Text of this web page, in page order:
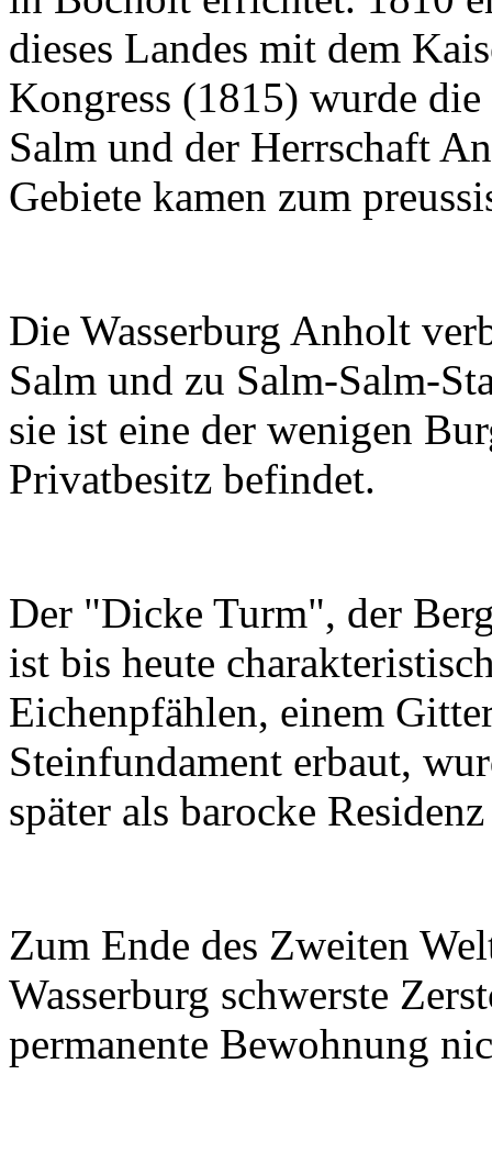
dieses Landes mit dem
Kongress (1815) wurde
Salm und der Herrschaft
Gebiete kamen zum
Die Wasserburg Anholt
Salm und zu Salm-Salm-
sie ist eine der wenigen
Privatbesitz befindet.
Der "Dicke Turm", der
ist bis heute
Eichenpfählen, einem
Steinfundament erbaut,
später als barocke
Zum Ende des Zweiten
Wasserburg schwerste
permanente Bewohnung